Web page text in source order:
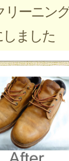
リーニン
ました